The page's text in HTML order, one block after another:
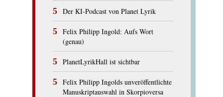
Der KI-Podcast von Planet Lyrik
Felix Philipp Ingold: Aufs Wort
(genau)
PlanetLyrikHall ist sichtbar
Felix Philipp Ingolds unveröffentlichte
Manuskriptauswahl in Skorpioversa